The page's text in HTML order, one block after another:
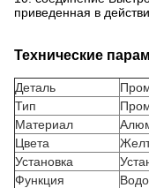
приведенная в
Технические
Деталь
Тип
Материал
Цвета
Установка
Функция